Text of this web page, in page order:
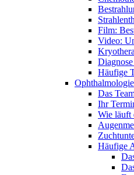
Film:
Video:
Häufige
Ophthalmologie
Das
Ihr
Wie läuft
Häufige